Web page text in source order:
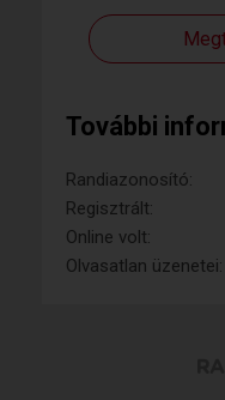
További
Randiazonosító:
Regisztrált:
Online volt:
Olvasatlan üzenetei: